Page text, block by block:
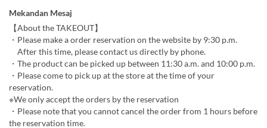
Mekandan Mesaj
【About the TAKEOUT】
・Please make a order reservation on the website by 9:30 p.m.
After this time, please contact us directly by phone.
・The product can be picked up between 11:30 a.m. and 10:00 p.m.
・Please come to pick up at the store at the time of your
reservation.
※We only accept the orders by the reservation
・Please note that you cannot cancel the order from 1 hours before
the reservation time.